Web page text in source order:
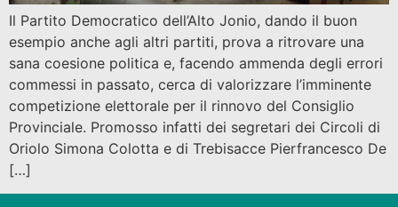
Il Partito Democratico dell’Alto Jonio, dando il buon
esempio anche agli altri partiti, prova a ritrovare una
sana coesione politica e, facendo ammenda degli errori
commessi in passato, cerca di valorizzare l’imminente
competizione elettorale per il rinnovo del Consiglio
Provinciale. Promosso infatti dei segretari dei Circoli di
Oriolo Simona Colotta e di Trebisacce Pierfrancesco De
[…]